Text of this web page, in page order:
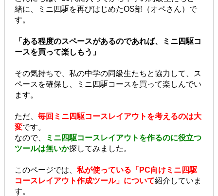
緒に、ミニ四駆を再びはじめたOS部（オペさん）で
す。
「ある程度のスペースがあるのであれば、ミニ四駆コ
ースを買って楽しもう」
その気持ちで、私の中学の同級生たちと協力して、ス
ペースを確保し、ミニ四駆コースを買って楽しんでい
ます。
ただ、 毎回ミニ四駆コースレイアウトを考えるのは大
変です。
なので、
ミニ四駆コースレイアウトを作るのに役立つ
ツールは無いか探してみました。
このページでは、 私が使っている「PC向けミニ四駆
コースレイアウト作成ツール」について紹介していま
す。